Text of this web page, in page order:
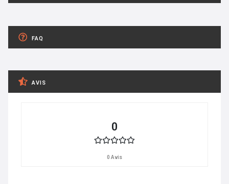
FAQ
AVIS
0
0 Avis